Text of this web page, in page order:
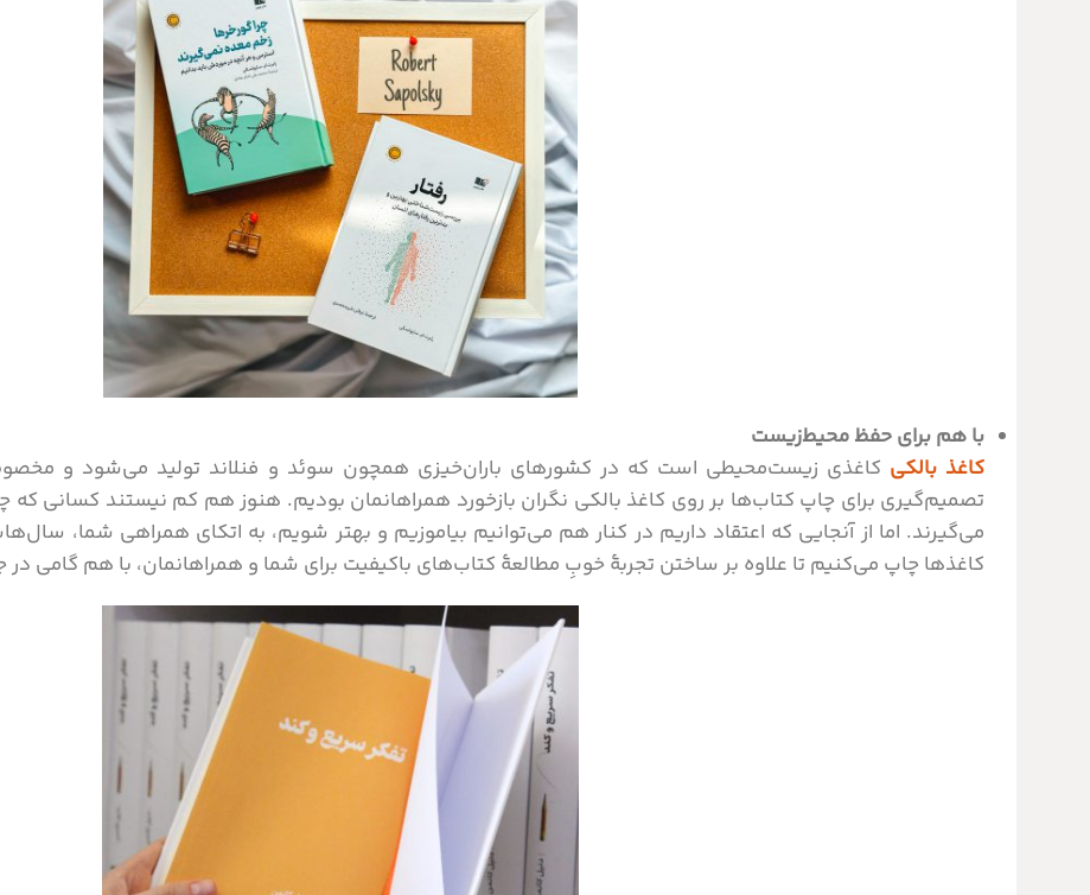
با هم برای حفظ محیط‌زیست
کاغذ بالکی کاغذی زیست‌محیطی است که در کشورهای باران‌خیزی همچون سوئد و فنلاند تولید می‌شود و
تصمیم‌گیری برای چاپ کتاب‌ها بر روی کاغذ بالکی نگران بازخورد همراهانمان بودیم. هنوز هم کم نیستند کسانی که
می‌گیرند. اما از آنجایی که اعتقاد داریم در کنار هم می‌توانیم بیاموزیم و بهتر شویم، به اتکای همراهی شما،
کاغذها چاپ می‌کنیم تا علاوه بر ساختن تجربۀ خوبِ مطالعۀ کتاب‌های باکیفیت برای شما و همراهانمان، با هم گامی